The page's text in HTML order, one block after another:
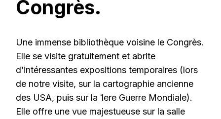
Congrès.
Une immense bibliothèque voisine le Congrès.
Elle se visite gratuitement et abrite
d’intéressantes expositions temporaires (lors
de notre visite, sur la cartographie ancienne
des USA, puis sur la 1ere Guerre Mondiale).
Elle offre une vue majestueuse sur la salle